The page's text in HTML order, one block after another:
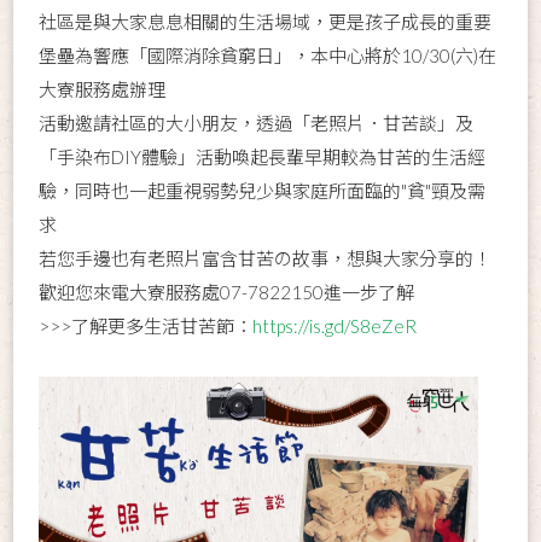
社區是與大家息息相關的生活場域，更是孩子成長的重要
堡壘為響應「國際消除貧窮日」，本中心將於10/30(六)在
大寮服務處辦理
活動邀請社區的大小朋友，透過「老照片．甘苦談」及
「手染布DIY體驗」活動喚起長輩早期較為甘苦的生活經
驗，同時也一起重視弱勢兒少與家庭所面臨的"貧"頸及需
求
若您手邊也有老照片富含甘苦の故事，想與大家分享的！
歡迎您來電大寮服務處07-7822150進一步了解
>>>了解更多生活甘苦節： https://is.gd/S8eZeR